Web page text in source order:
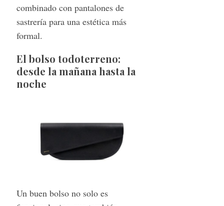
combinado con pantalones de
sastrería para una estética más
formal.
El bolso todoterreno:
desde la mañana hasta la
noche
Un buen bolso no solo es